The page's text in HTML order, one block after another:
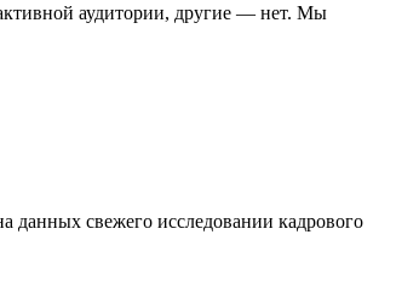
аудитории, другие — нет. Мы
данных свежего исследовании кадрового